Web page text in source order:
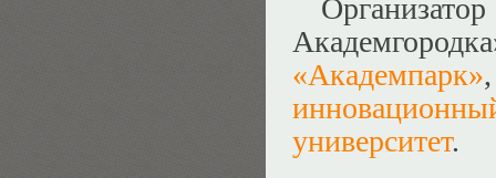
«Академпарк»,
университет.